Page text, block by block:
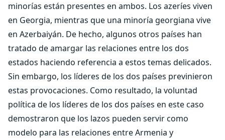
minorías están presentes en ambos. Los azeríes viven
en Georgia, mientras que una minoría georgiana vive
en Azerbaiyán. De hecho, algunos otros países han
tratado de amargar las relaciones entre los dos
estados haciendo referencia a estos temas delicados.
Sin embargo, los líderes de los dos países previnieron
estas provocaciones. Como resultado, la voluntad
política de los líderes de los dos países en este caso
demostraron que los lazos pueden servir como
modelo para las relaciones entre Armenia y